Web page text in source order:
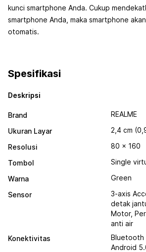
kunci smartphone Anda. Cukup
smartphone Anda, maka smartphone
otomatis.
Spesifikasi
Deskripsi
Brand
REALME
Ukuran Layar
2,4 cm
Resolusi
80 x 160
Tombol
Single
Warna
Green
Sensor
3-axis
detak
Motor,
anti air
Konektivitas
Bluetooth
Android